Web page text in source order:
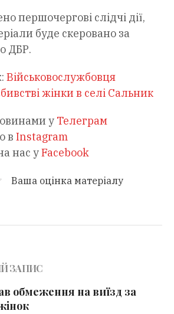
першочергові слідчі дії,
буде скеровано за
ДБР.
Військовослужбовця
жінки в селі Сальник
у Телеграм
в Instagram
нас уFacebook
Ваша оцінка матеріалу
ЗАПИС
обмеження на виїзд за